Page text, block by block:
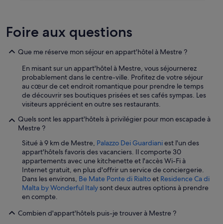
Foire aux questions
Que me réserve mon séjour en appart'hôtel à Mestre ?
En misant sur un appart'hôtel à Mestre, vous séjournerez
probablement dans le centre-ville. Profitez de votre séjour
au cœur de cet endroit romantique pour prendre le temps
de découvrir ses boutiques prisées et ses cafés sympas. Les
visiteurs apprécient en outre ses restaurants.
Quels sont les appart'hôtels à privilégier pour mon escapade à
Mestre ?
Situé à 9 km de Mestre, Palazzo Dei Guardianiest l'un des
appart'hôtels favoris des vacanciers. Il comporte 30
appartements avec une kitchenette et l'accès Wi-Fi à
Internet gratuit, en plus d'offrir un service de conciergerie.
Dans les environs, Be Mate Ponte di Rialtoet Residence Ca di
Malta by Wonderful Italysont deux autres options à prendre
en compte.
Combien d'appart'hôtels puis-je trouver à Mestre ?